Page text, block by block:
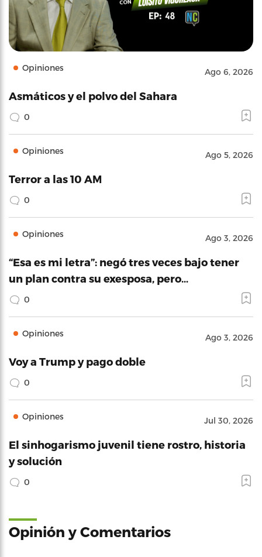
Opiniones Ago 6, 2026
Asmáticos y el polvo del Sahara
0
Opiniones Ago 5, 2026
Terror a las 10 AM
0
Opiniones Ago 3, 2026
“Esa es mi letra”: negó tres veces bajo tener
un plan contra su exesposa, pero…
0
Opiniones Ago 3, 2026
Voy a Trump y pago doble
0
Opiniones Jul 30, 2026
El sinhogarismo juvenil tiene rostro, historia
y solución
0
Opinión y Comentarios